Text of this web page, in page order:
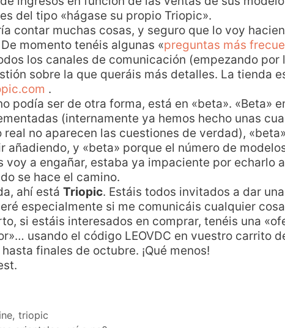
del tipo «hágase su propio Triopic».
contar muchas cosas, y seguro que lo voy
momento tenéis algunas «preguntas más
los canales de comunicación (empezando
sobre la que queráis más detalles. La tienda
.
podía ser de otra forma, está en «beta». «Beta»
(internamente ya hemos hecho unas
real no aparecen las cuestiones de verdad),
añadiendo, y «beta» porque el número de
voy a engañar, estaba ya impaciente por echarlo
se hace el camino.
ahí está Triopic. Estáis todos invitados a dar
especialmente si me comunicáis cualquier
si estáis interesados en comprar, tenéis una
usando el código LEOVDC en vuestro carrito
hasta finales de octubre. ¡Qué menos!
, triopic